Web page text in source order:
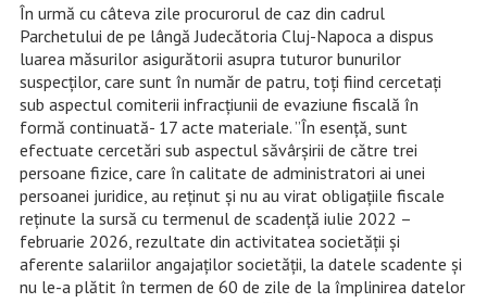
În urmă cu câteva zile procurorul de caz din cadrul
Parchetului de pe lângă Judecătoria Cluj-Napoca a dispus
luarea măsurilor asigurătorii asupra tuturor bunurilor
suspecților, care sunt în număr de patru, toţi fiind cercetaţi
sub aspectul comiterii infracţiunii de evaziune fiscală în
formă continuată- 17 acte materiale. ”În esenţă, sunt
efectuate cercetări sub aspectul săvârșirii de către trei
persoane fizice, care în calitate de administratori ai unei
persoanei juridice, au reținut și nu au virat obligațiile fiscale
reținute la sursă cu termenul de scadență iulie 2022 –
februarie 2026, rezultate din activitatea societății și
aferente salariilor angajaților societății, la datele scadente şi
nu le-a plătit în termen de 60 de zile de la împlinirea datelor